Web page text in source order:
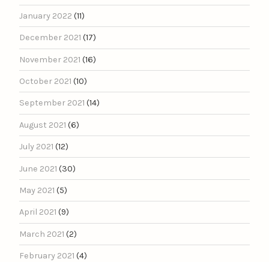
January 2022 (11)
December 2021 (17)
November 2021 (16)
October 2021 (10)
September 2021 (14)
August 2021 (6)
July 2021 (12)
June 2021 (30)
May 2021 (5)
April 2021 (9)
March 2021 (2)
February 2021 (4)